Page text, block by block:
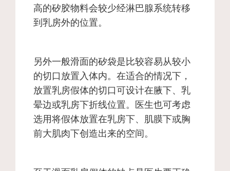
高的矽胶物料会较少经淋巴腺系统转移
到乳房外的位置。
另外一般滑面的矽袋是比较容易从较小
的切口放置入体内。在适合的情况下，
放置乳房假体的切口可设计在腋下、乳
晕边或乳房下折线位置。医生也可考虑
选用将假体放置在乳房下、肌膜下或胸
前大肌肉下创造出来的空间。